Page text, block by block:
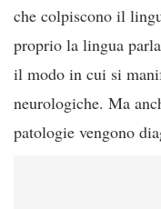
che colpiscono il
proprio la lingua
il modo in cui si
neurologiche. Ma
patologie vengono